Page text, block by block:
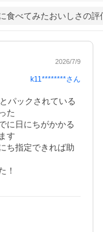
食べてみたおいしさの評
2026/7/9
k11********さん
パックされている
た
に日にちがかかる
す
ち指定できれば助